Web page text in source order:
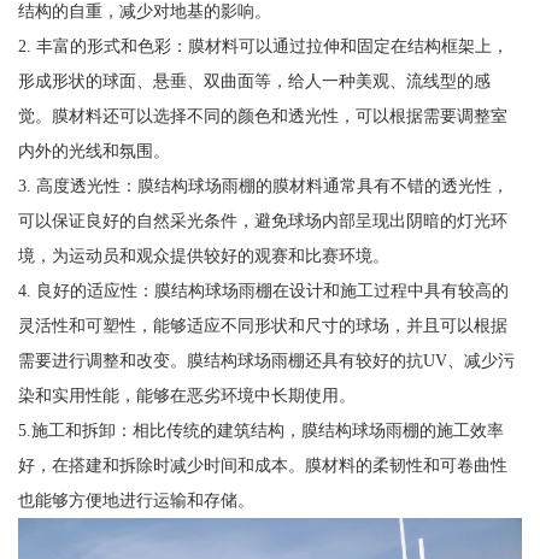
结构的自重，减少对地基的影响。
2. 丰富的形式和色彩：膜材料可以通过拉伸和固定在结构框架上，
形成形状的球面、悬垂、双曲面等，给人一种美观、流线型的感
觉。膜材料还可以选择不同的颜色和透光性，可以根据需要调整室
内外的光线和氛围。
3. 高度透光性：膜结构球场雨棚的膜材料通常具有不错的透光性，
可以保证良好的自然采光条件，避免球场内部呈现出阴暗的灯光环
境，为运动员和观众提供较好的观赛和比赛环境。
4. 良好的适应性：膜结构球场雨棚在设计和施工过程中具有较高的
灵活性和可塑性，能够适应不同形状和尺寸的球场，并且可以根据
需要进行调整和改变。膜结构球场雨棚还具有较好的抗UV、减少污
染和实用性能，能够在恶劣环境中长期使用。
5.施工和拆卸：相比传统的建筑结构，膜结构球场雨棚的施工效率
好，在搭建和拆除时减少时间和成本。膜材料的柔韧性和可卷曲性
也能够方便地进行运输和存储。